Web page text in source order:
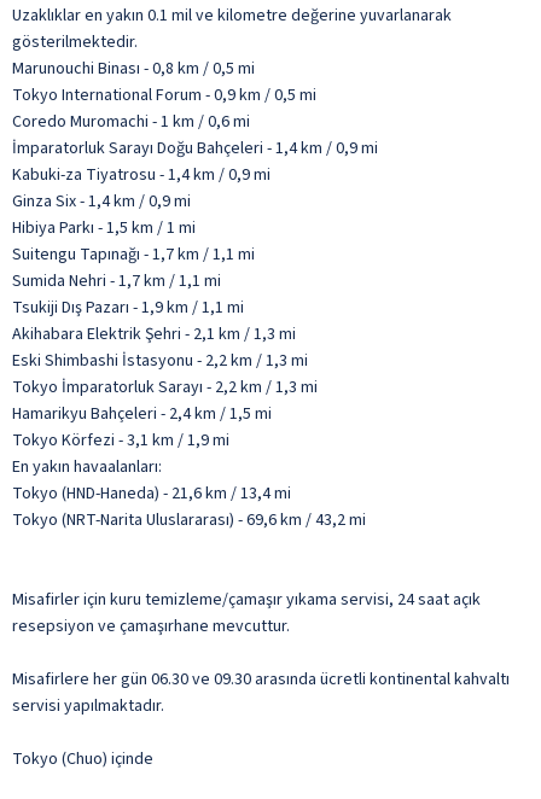
Uzaklıklar en yakın 0.1 mil ve kilometre değerine yuvarlanarak
gösterilmektedir.
Marunouchi Binası - 0,8 km / 0,5 mi
Tokyo International Forum - 0,9 km / 0,5 mi
Coredo Muromachi - 1 km / 0,6 mi
İmparatorluk Sarayı Doğu Bahçeleri - 1,4 km / 0,9 mi
Kabuki-za Tiyatrosu - 1,4 km / 0,9 mi
Ginza Six - 1,4 km / 0,9 mi
Hibiya Parkı - 1,5 km / 1 mi
Suitengu Tapınağı - 1,7 km / 1,1 mi
Sumida Nehri - 1,7 km / 1,1 mi
Tsukiji Dış Pazarı - 1,9 km / 1,1 mi
Akihabara Elektrik Şehri - 2,1 km / 1,3 mi
Eski Shimbashi İstasyonu - 2,2 km / 1,3 mi
Tokyo İmparatorluk Sarayı - 2,2 km / 1,3 mi
Hamarikyu Bahçeleri - 2,4 km / 1,5 mi
Tokyo Körfezi - 3,1 km / 1,9 mi
En yakın havaalanları:
Tokyo (HND-Haneda) - 21,6 km / 13,4 mi
Tokyo (NRT-Narita Uluslararası) - 69,6 km / 43,2 mi
Misafirler için kuru temizleme/çamaşır yıkama servisi, 24 saat açık
resepsiyon ve çamaşırhane mevcuttur.
Misafirlere her gün 06.30 ve 09.30 arasında ücretli kontinental kahvaltı
servisi yapılmaktadır.
Tokyo (Chuo) içinde